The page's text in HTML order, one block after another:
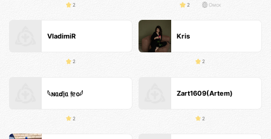
2 2 Омск
VladimiR
2
Kris
2
𓆩𐌽ᥲɗ𝔧ᥲ 𝔣ᥱ᧐𓆪
2
Zart1609(Artem)
2